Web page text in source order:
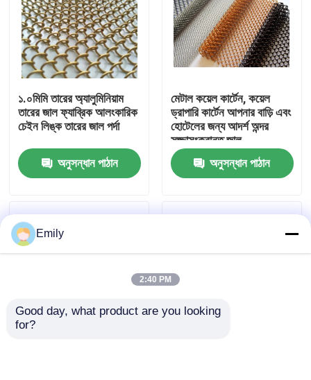
পণ্য
আমাদের সম্বন্ধে
কারখানা পরিদর্শন
গুণমান নিয়ন্ত্রণ
খবর
প্রসারিত ধাতু তারের জাল
১.০মিমি তারের অ্যালুমিনিয়াম
তারের জাল ফ্যাব্রিক আলংকারিক
চেইন লিঙ্ক তারের জাল পর্দা
অনুসন্ধান পাঠান
মেটাল কয়েল কার্টেন, কয়েল
ড্রাপারি কার্টেন আপনার বাড়ি এবং
হোটেলের জন্য আদর্শ অন্দর
সজ্জাসংক্রান্ত জাল
অনুসন্ধান পাঠান
Emily
2:40 PM
Good day, what product are you looking
for?